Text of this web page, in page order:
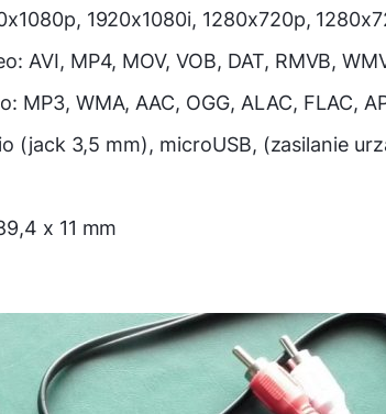
1920x1080i, 1280x720p,
AVI, MP4, MOV, VOB, DAT, RMVB,
MP3, WMA, AAC, OGG, ALAC, FLAC,
(jack 3,5 mm), microUSB, (zasilanie
x 11 mm